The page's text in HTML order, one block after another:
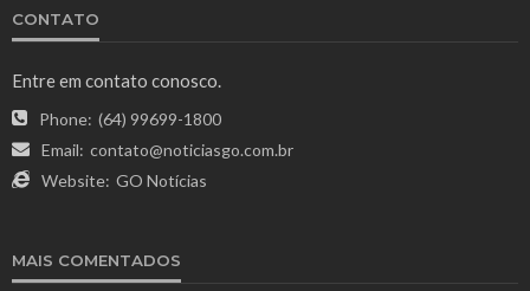
CONTATO
Entre em contato conosco.
Phone: (64) 99699-1800
Email: contato@noticiasgo.com.br
Website: GO Notícias
MAIS COMENTADOS